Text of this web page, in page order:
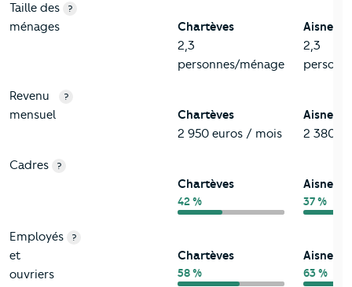
Taille des
ménages
?
Chartèves
2,3
personnes/ménage
Aisne
2,3
Revenu
mensuel
?
Chartèves
2 950 euros / mois
Aisne
2 380
Cadres ?
Chartèves
42 %
Aisne
37 %
Employés
et
ouvriers
?
Chartèves
58 %
Aisne
63 %